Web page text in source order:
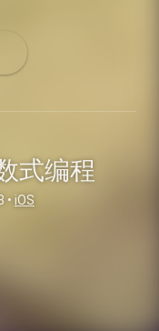
式编程
• iOS